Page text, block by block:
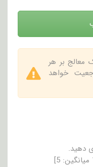
معالج بر هر
خواهد
دهید.
میانگین: 5
]